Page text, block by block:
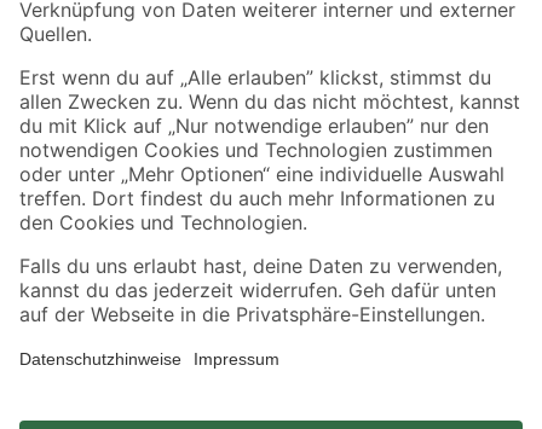
Sicher einkaufen
Jetzt die toom-App herunterladen
Alle Preisangaben in EUR inkl. gesetzl. MwSt.. Die dargestellten Angebote sind unter
Umständen nicht in allen Märkten verfügbar. Die angegebenen Verfügbarkeiten beziehen
sich auf den unter "Mein Markt" ausgewählten toom Baumarkt. Alle Angebote und
*Paketversand ab 59 € versandkostenfrei, gilt nicht für Artikel mit Speditionsversand, hier
fallen zusätzliche Versandkosten an.